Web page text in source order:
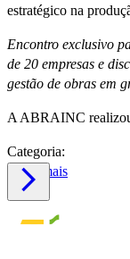
estratégico na
Encontro exclusivo
de 20 empresas e
gestão de obras em
A ABRAINC
Categoria:
Saiba mais
